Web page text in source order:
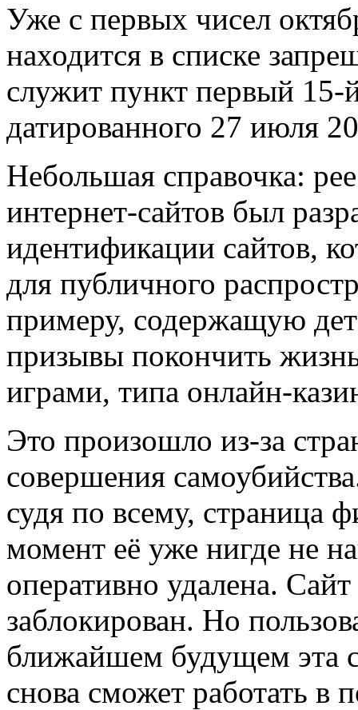
Уже с первых чисел
находится в списке
служит пункт первый
датированного 27 июля
Небольшая справочка:
интернет-сайтов был
идентификации сайтов,
для публичного
примеру, содержащую
призывы покончить
играми, типа онлайн-
Это произошло из-за
совершения
судя по всему, страница
момент её уже нигде не
оперативно удалена.
заблокирован. Но
ближайшем будущем эта
снова сможет работать в